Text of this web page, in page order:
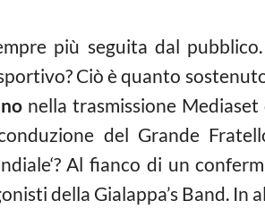
più seguita dal
Ciò è quanto
nella trasmissione
del Grande
Al fianco di un
della Gialappa’s Band. In